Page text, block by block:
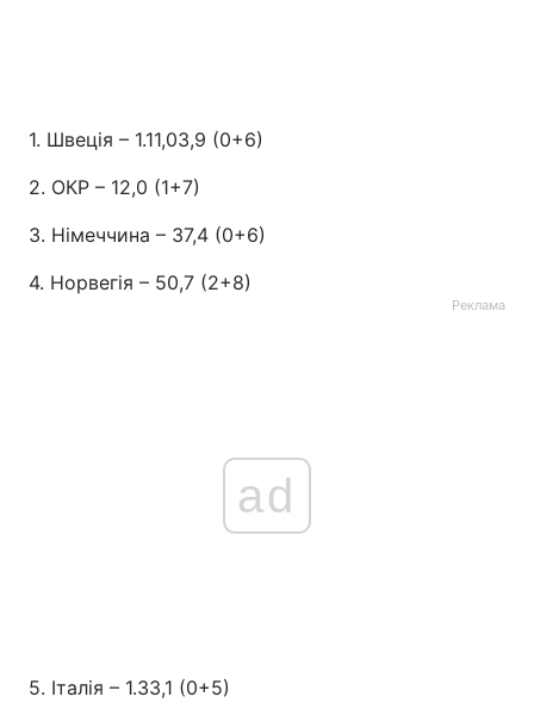
1. Швеція – 1.11,03,9 (0+6)
2. ОКР – 12,0 (1+7)
3. Німеччина – 37,4 (0+6)
4. Норвегія – 50,7 (2+8)
Реклама
ad
5. Італія – 1.33,1 (0+5)